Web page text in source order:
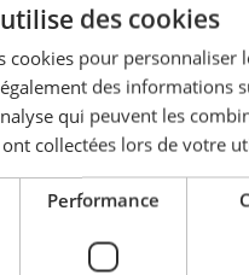
Expédié le jour
Coût par
Complétez la série
des cookies
cookies pour
des informations
qui peuvent les
collectées lors de votre
Performance